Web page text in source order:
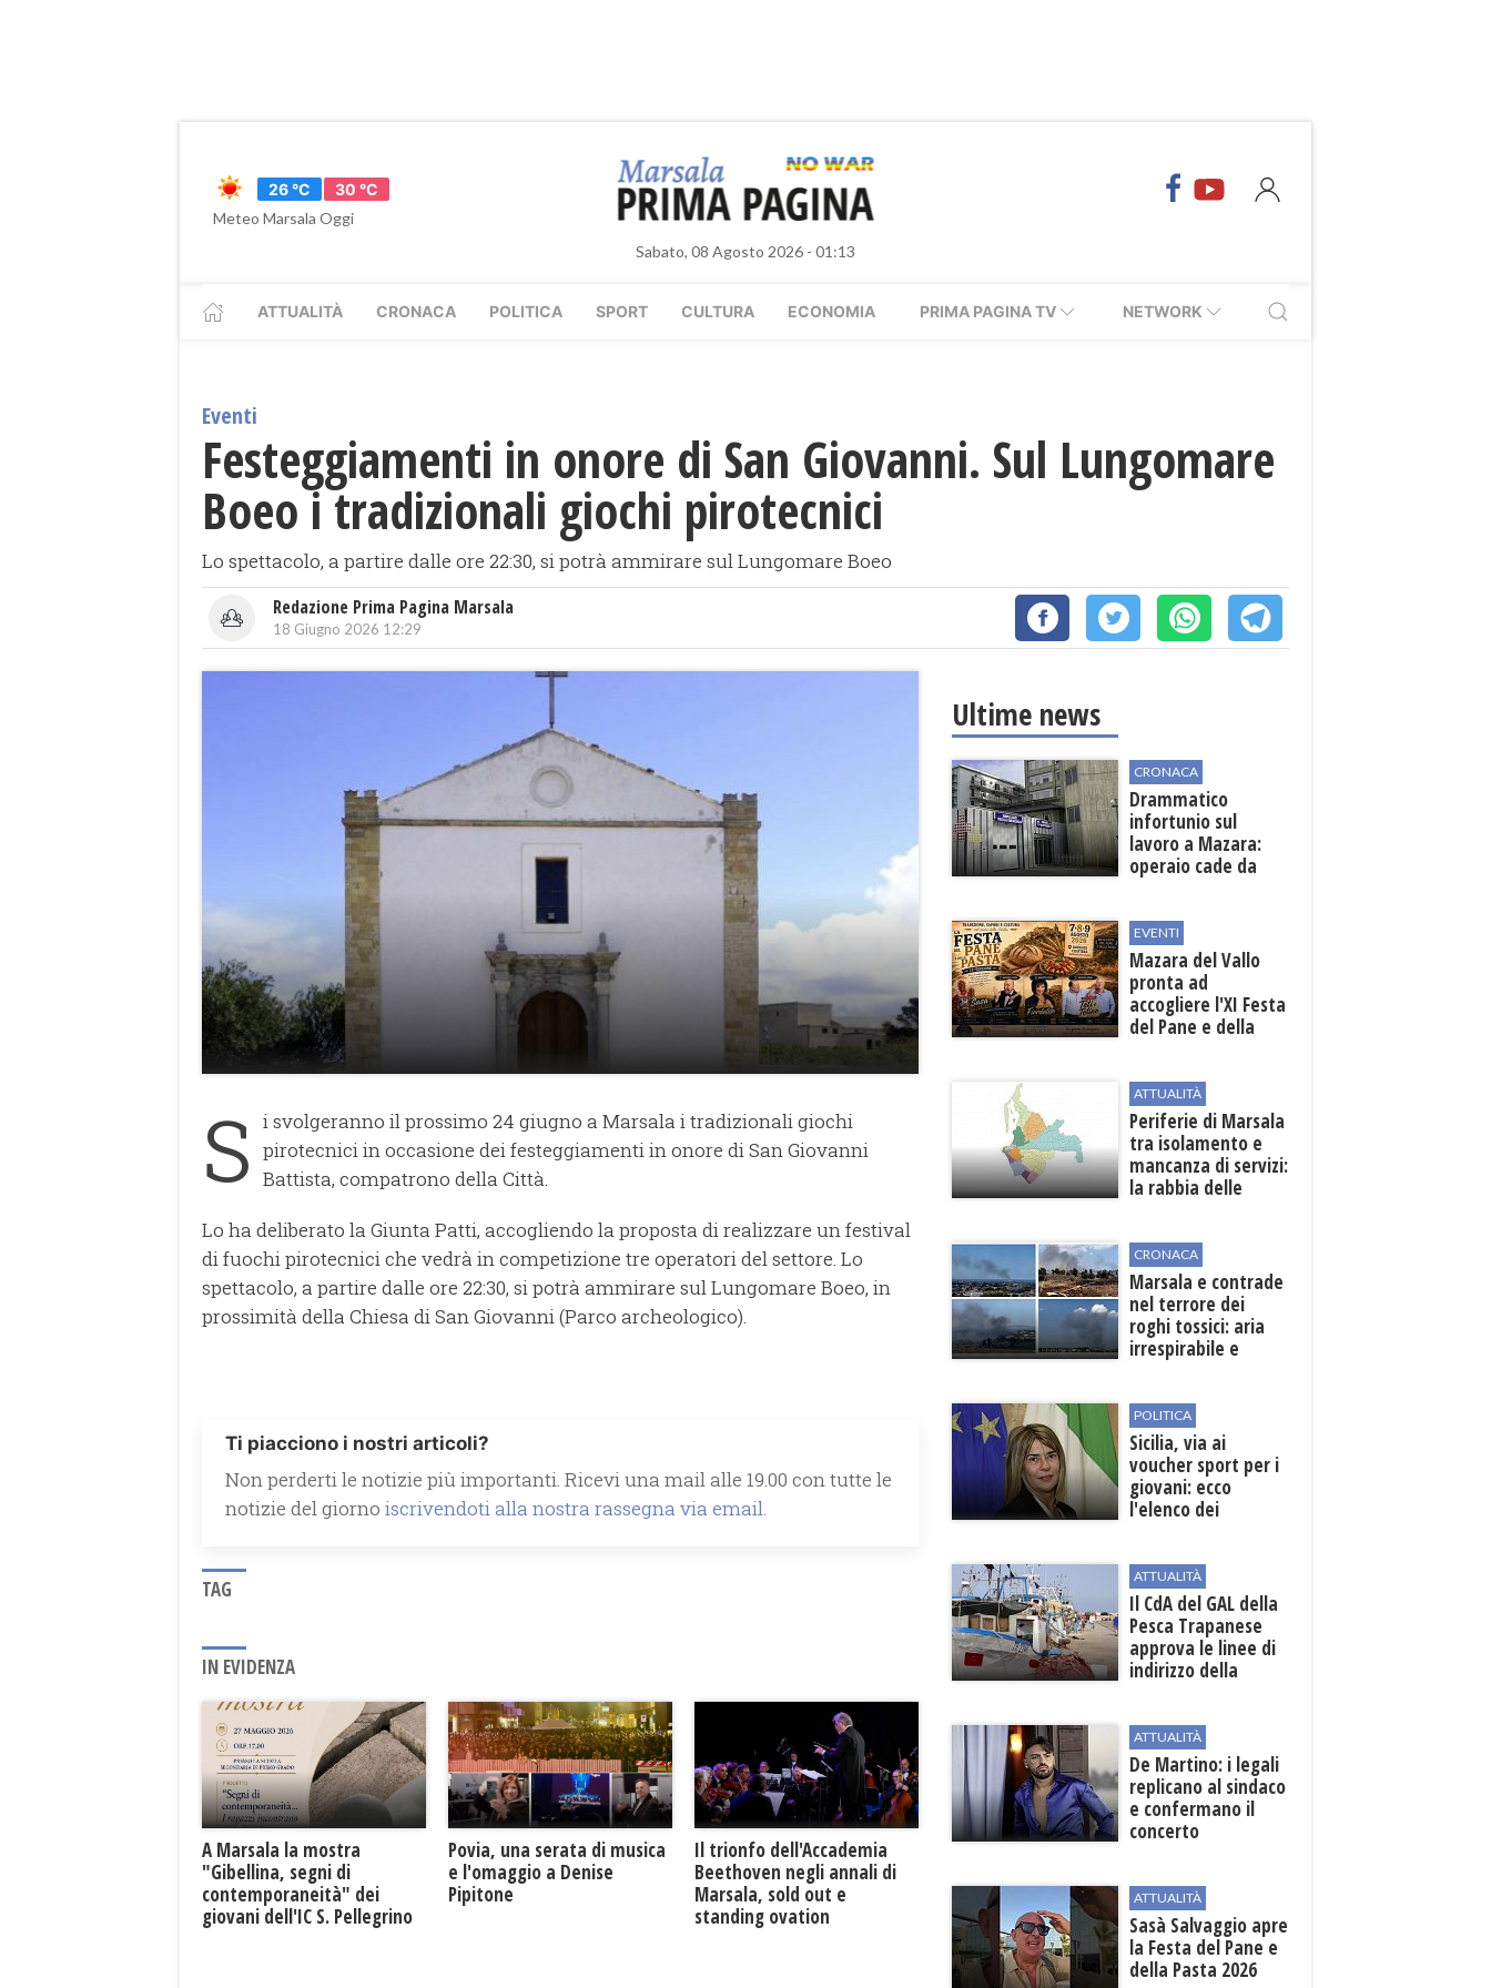
26 °C
30 °C
Meteo Marsala Oggi
Sabato, 08 Agosto 2026 - 01:13
ATTUALITÀ CRONACA POLITICA SPORT CULTURA ECONOMIA PRIMA PAGINA TV NETWORK
Eventi
Festeggiamenti in onore di San Giovanni. Sul Lungomare
Boeo i tradizionali giochi pirotecnici
Lo spettacolo, a partire dalle ore 22:30, si potrà ammirare sul Lungomare Boeo
Redazione Prima Pagina Marsala
18 Giugno 2026 12:29
S i svolgeranno il prossimo 24 giugno a Marsala i tradizionali giochi
pirotecnici in occasione dei festeggiamenti in onore di San Giovanni
Battista, compatrono della Città.
Lo ha deliberato la Giunta Patti, accogliendo la proposta di realizzare un festival
di fuochi pirotecnici che vedrà in competizione tre operatori del settore. Lo
spettacolo, a partire dalle ore 22:30, si potrà ammirare sul Lungomare Boeo, in
prossimità della Chiesa di San Giovanni (Parco archeologico).
Ti piacciono i nostri articoli?
Non perderti le notizie più importanti. Ricevi una mail alle 19.00 con tutte le
notizie del giorno iscrivendoti alla nostra rassegna via email.
TAG
IN EVIDENZA
A Marsala la mostra
"Gibellina, segni di
contemporaneità" dei
giovani dell'IC S. Pellegrino
Povia, una serata di musica
e l'omaggio a Denise
Pipitone
Il trionfo dell'Accademia
Beethoven negli annali di
Marsala, sold out e
standing ovation
Ultime news
CRONACA
Drammatico
infortunio sul
lavoro a Mazara:
operaio cade da
EVENTI
Mazara del Vallo
pronta ad
accogliere l'XI Festa
del Pane e della
ATTUALITÀ
Periferie di Marsala
tra isolamento e
mancanza di servizi:
la rabbia delle
CRONACA
Marsala e contrade
nel terrore dei
roghi tossici: aria
irrespirabile e
POLITICA
Sicilia, via ai
voucher sport per i
giovani: ecco
l'elenco dei
ATTUALITÀ
Il CdA del GAL della
Pesca Trapanese
approva le linee di
indirizzo della
sviluppo
ATTUALITÀ
De Martino: i legali
replicano al sindaco
e confermano il
concerto
ATTUALITÀ
Sasà Salvaggio apre
la Festa del Pane e
della Pasta 2026